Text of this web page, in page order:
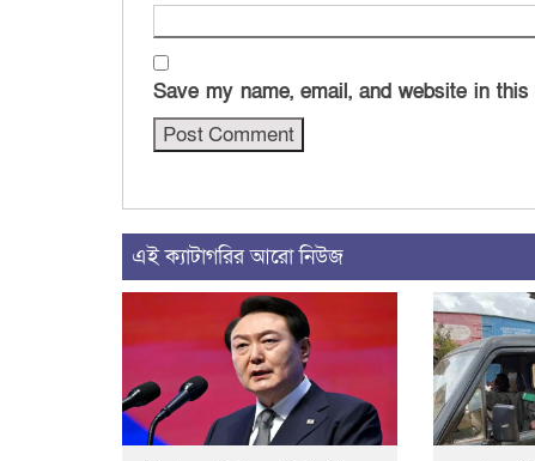
Save my name, email, and website in
এই ক্যাটাগরির আরো নিউজ